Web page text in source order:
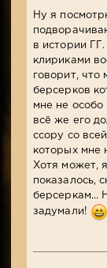
Ну я
в истории
клириками
говорит, что
берсерков
мне не особо
всё же его
ссору со
которых мне
Хотя может,
показалось,
берсеркам...
задумали!